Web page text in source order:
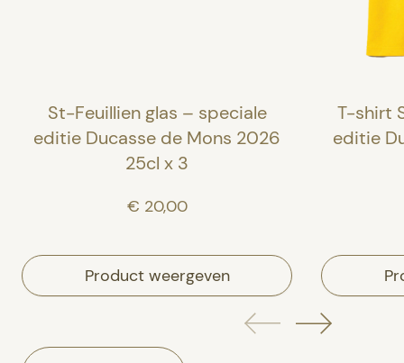
St-Feuillien glas – speciale
editie Ducasse de Mons 2026
25cl x 3
€ 20,00
Product weergeven
T-shirt
editie